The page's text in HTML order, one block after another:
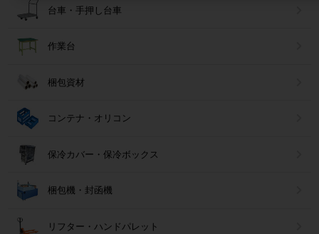
台車・手押し台車
作業台
梱包資材
コンテナ・オリコン
保冷カバー・保冷ボックス
梱包機・封函機
リフター・ハンドパレット